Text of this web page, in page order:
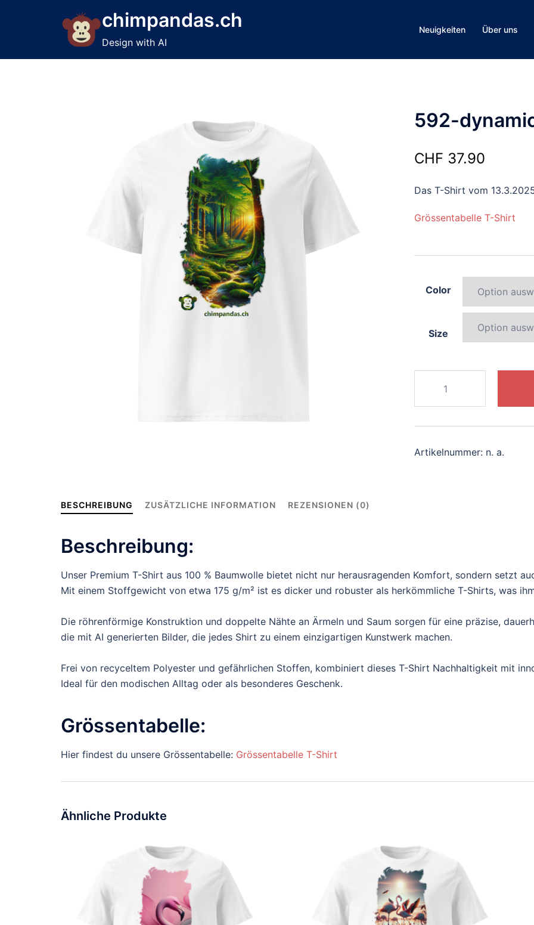
chimpandas.ch
Design with AI
Neuigkeiten Über uns
592-
CHF 37.90
Das T-Shirt vom
Grössentabelle T-Shirt
Color
Size
dynamic-
griffin
Menge
Artikelnummer: n. a.
BESCHREIBUNG ZUSÄTZLICHE INFORMATION REZENSIONEN (0)
Beschreibung:
Unser Premium T-Shirt aus 100 % Baumwolle bietet nicht nur herausragenden Komfort, sondern setzt
Mit einem Stoffgewicht von etwa 175 g/m² ist es dicker und robuster als herkömmliche T-Shirts, was
Die röhrenförmige Konstruktion und doppelte Nähte an Ärmeln und Saum sorgen für eine präzise,
die mit AI generierten Bilder, die jedes Shirt zu einem einzigartigen Kunstwerk machen.
Frei von recyceltem Polyester und gefährlichen Stoffen, kombiniert dieses T-Shirt Nachhaltigkeit mit
Ideal für den modischen Alltag oder als besonderes Geschenk.
Grössentabelle:
Hier findest du unsere Grössentabelle: Grössentabelle T-Shirt
Ähnliche Produkte